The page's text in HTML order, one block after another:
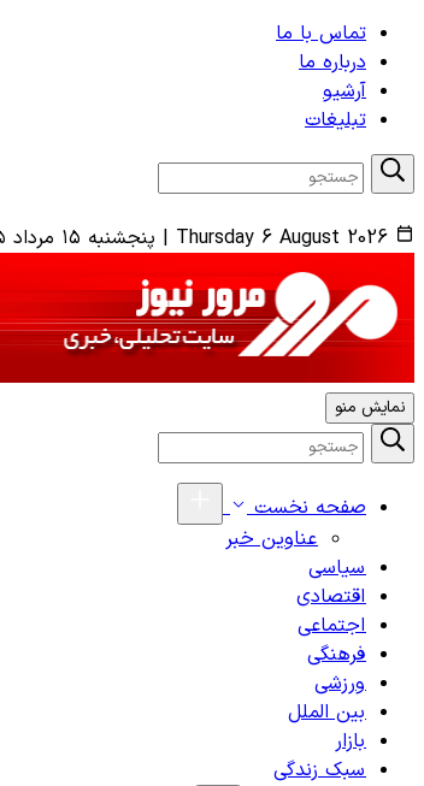
تماس با ما
درباره ما
آرشیو
تبلیغات
Thursday 6 August 2026
| پنجشنبه ۱۵ مرداد ۱۴۰۵
نمایش منو
صفحه نخست
عناوین خبر
سیاسی
اقتصادی
اجتماعی
فرهنگی
ورزشی
بین الملل
بازار
سبک زندگی